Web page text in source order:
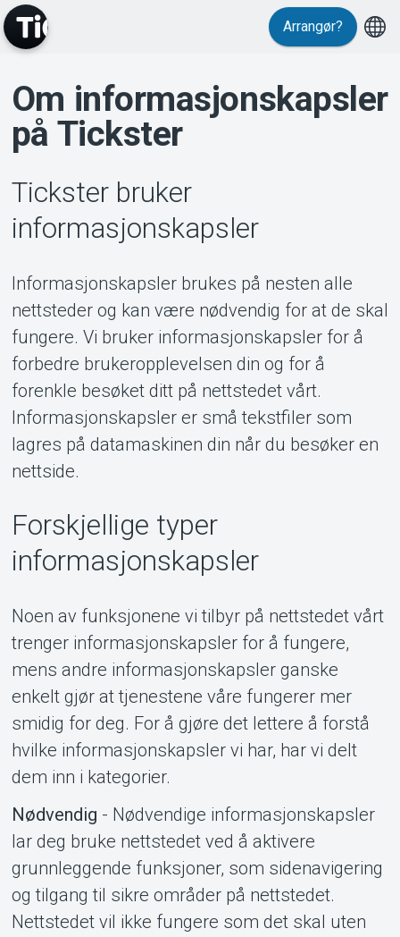
Events
Support
Arrangør?
Om informasjonskapsler
på Tickster
Tickster bruker
informasjonskapsler
Informasjonskapsler brukes på nesten alle
nettsteder og kan være nødvendig for at de skal
fungere. Vi bruker informasjonskapsler for å
forbedre brukeropplevelsen din og for å
forenkle besøket ditt på nettstedet vårt.
Informasjonskapsler er små tekstfiler som
lagres på datamaskinen din når du besøker en
nettside.
Forskjellige typer
informasjonskapsler
Noen av funksjonene vi tilbyr på nettstedet vårt
trenger informasjonskapsler for å fungere,
mens andre informasjonskapsler ganske
enkelt gjør at tjenestene våre fungerer mer
smidig for deg. For å gjøre det lettere å forstå
hvilke informasjonskapsler vi har, har vi delt
dem inn i kategorier.
Nødvendig - Nødvendige informasjonskapsler
lar deg bruke nettstedet ved å aktivere
grunnleggende funksjoner, som sidenavigering
og tilgang til sikre områder på nettstedet.
Nettstedet vil ikke fungere som det skal uten